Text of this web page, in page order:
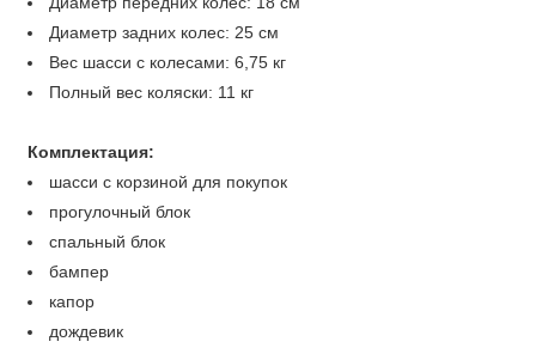
Диаметр задних колес: 25 см
Вес шасси с колесами: 6,75 кг
Полный вес коляски: 11 кг
Комплектация:
шасси с корзиной для покупок
прогулочный блок
спальный блок
бампер
капор
дождевик